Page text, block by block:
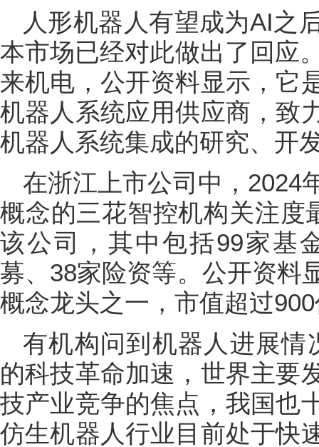
人形机器人有望成为AI之
本市场已经对此做出了回应
来机电，公开资料显示，它
机器人系统应用供应商，致
机器人系统集成的研究、开
在浙江上市公司中，2024
概念的三花智控机构关注度
该公司，其中包括99家基
募、38家险资等。公开资料
概念龙头之一，市值超过
有机构问到机器人进展情
的科技革命加速，世界主要
技产业竞争的焦点，我国也
仿生机器人行业目前处于快